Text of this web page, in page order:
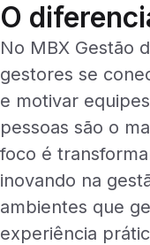
O
No MBX Gestão
gestores se
e motivar
pessoas são o
foco é
inovando na
ambientes que
experiência